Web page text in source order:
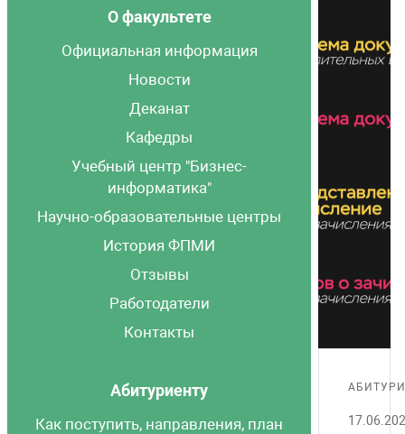
математического образования НГТУ НЭТИ
образовательные центры
ФПМИ
работают выпускники
математического образования НГТУ НЭТИ
в соцсетяхО факультете
Официальная информация
Новости
Деканат
Кафедры
Учебный центр "Бизнес-
информатика"
Научно-образовательные центры
История ФПМИ
Отзывы
Работодатели
Контакты
Абитуриенту
Как поступить, направления, план